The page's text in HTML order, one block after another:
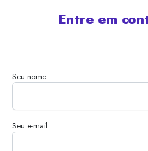
Entre em
Seu nome
Seu e-mail